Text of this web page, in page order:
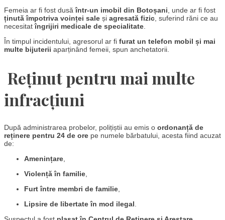
Femeia ar fi fost dusăîntr-un imobil din Botoșani , unde ar fi fost
ținută împotriva voinței sale și agresată fizic , suferind răni ce au
necesitatîngrijiri medicale de specialitate
În timpul incidentului, agresorul ar fi furat un telefon mobil și mai
multe bijuterii aparținând femeii, spun anchetatorii.
Reținut pentru mai multe
infracțiuni
După administrarea probelor, polițiștii au emis o ordonanță de
reținere pentru 24 de ore pe numele bărbatului, acesta fiind acuzat
de:
Amenințare,
Violență în familie,
Furt între membri de familie,
Lipsire de libertate în mod ilegal.